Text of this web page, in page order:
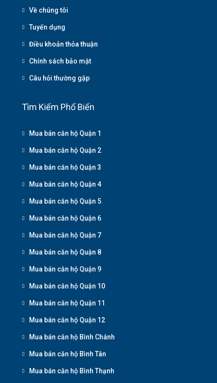
Về chúng tôi
Tuyển dụng
Điều khoản thỏa thuận
Chính sách bảo mật
Câu hỏi thường gặp
Tìm Kiếm Phổ Biến
Mua bán căn hộ Quận 1
Mua bán căn hộ Quận 2
Mua bán căn hộ Quận 3
Mua bán căn hộ Quận 4
Mua bán căn hộ Quận 5
Mua bán căn hộ Quận 6
Mua bán căn hộ Quận 7
Mua bán căn hộ Quận 8
Mua bán căn hộ Quận 9
Mua bán căn hộ Quận 10
Mua bán căn hộ Quận 11
Mua bán căn hộ Quận 12
Mua bán căn hộ Bình Chánh
Mua bán căn hộ Bình Tân
Mua bán căn hộ Bình Thạnh